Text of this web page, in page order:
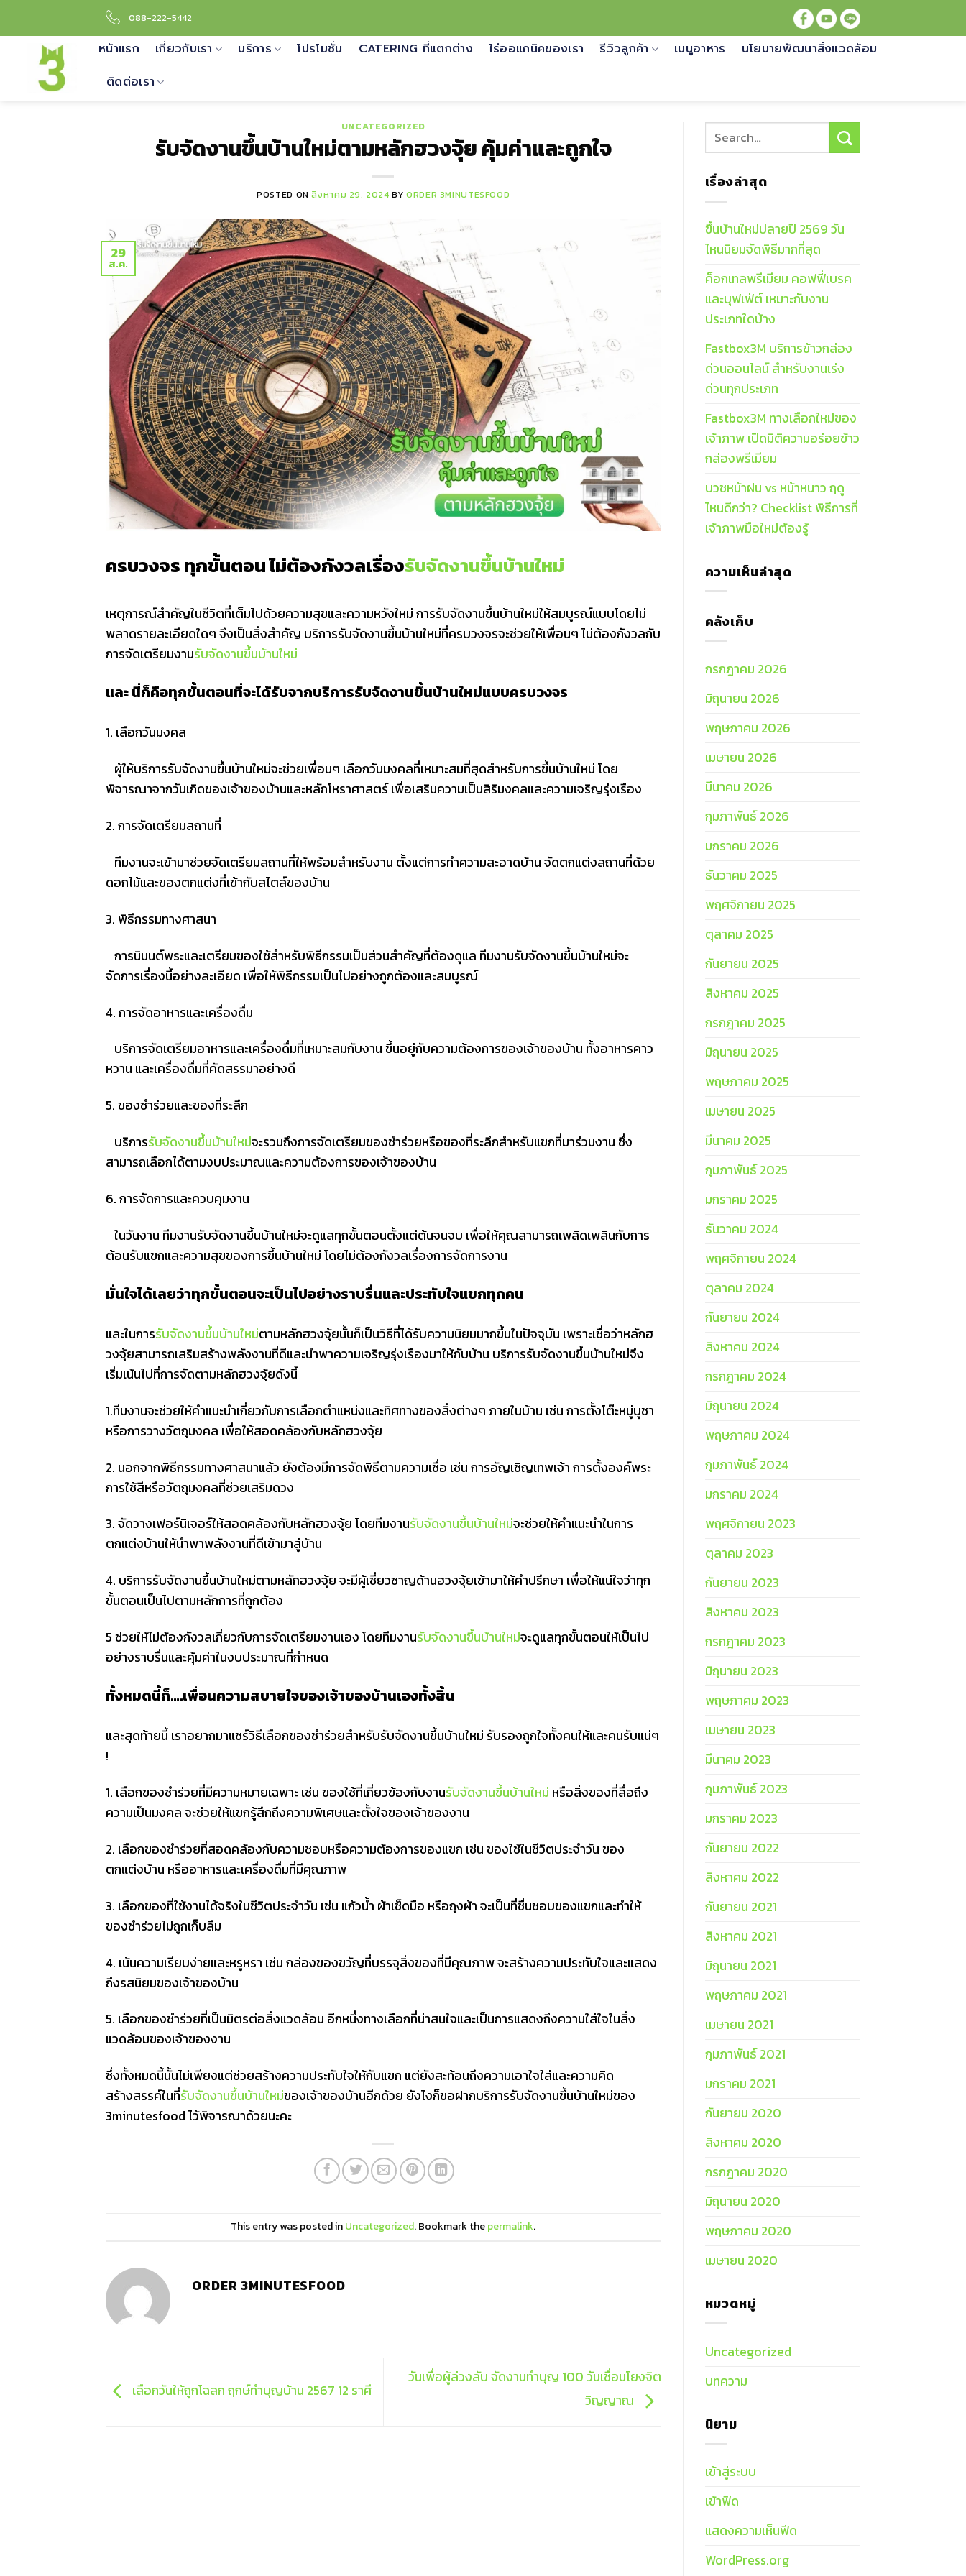
content
088-222-5442
หน้าแรก เกี่ยวกับเรา บริการ โปรโมชั่น CATERING ที่แตกต่าง ไร่ออแกนิคของเรา รีวิวลูกค้า เมนูอาหาร
นโยบายพัฒนาสิ่งแวดล้อม
ติดต่อเรา
UNCATEGORIZED
รับจัดงานขึ้นบ้านใหม่ตามหลักฮวงจุ้ย คุ้มค่าและถูกใจ
POSTED ONสิงหาคม 29, 2024 BYORDER 3MINUTESFOOD
29
ส.ค.
ครบวงจร ทุกขั้นตอน ไม่ต้องกังวลเรื่องรับจัดงานขึ้นบ้านใหม่
เหตุการณ์สำคัญในชีวิตที่เต็มไปด้วยความสุขและความหวังใหม่ การรับจัดงานขึ้นบ้านใหม่ให้สมบูรณ์แบบโดยไม่
พลาดรายละเอียดใดๆ จึงเป็นสิ่งสำคัญ บริการรับจัดงานขึ้นบ้านใหม่ที่ครบวงจรจะช่วยให้เพื่อนๆ ไม่ต้องกังวลกับ
การจัดเตรียมงานรับจัดงานขึ้นบ้านใหม่
และ นี่ก็คือทุกขั้นตอนที่จะได้รับจากบริการรับจัดงานขึ้นบ้านใหม่แบบครบวงจร
1. เลือกวันมงคล
ผู้ให้บริการรับจัดงานขึ้นบ้านใหม่จะช่วยเพื่อนๆ เลือกวันมงคลที่เหมาะสมที่สุดสำหรับการขึ้นบ้านใหม่ โดย
พิจารณาจากวันเกิดของเจ้าของบ้านและหลักโหราศาสตร์ เพื่อเสริมความเป็นสิริมงคลและความเจริญรุ่งเรือง
2. การจัดเตรียมสถานที่
ทีมงานจะเข้ามาช่วยจัดเตรียมสถานที่ให้พร้อมสำหรับงาน ตั้งแต่การทำความสะอาดบ้าน จัดตกแต่งสถานที่ด้วย
ดอกไม้และของตกแต่งที่เข้ากับสไตล์ของบ้าน
3. พิธีกรรมทางศาสนา
การนิมนต์พระและเตรียมของใช้สำหรับพิธีกรรมเป็นส่วนสำคัญที่ต้องดูแล ทีมงานรับจัดงานขึ้นบ้านใหม่จะ
จัดการเรื่องนี้อย่างละเอียด เพื่อให้พิธีกรรมเป็นไปอย่างถูกต้องและสมบูรณ์
4. การจัดอาหารและเครื่องดื่ม
บริการจัดเตรียมอาหารและเครื่องดื่มที่เหมาะสมกับงาน ขึ้นอยู่กับความต้องการของเจ้าของบ้าน ทั้งอาหารคาว
หวาน และเครื่องดื่มที่คัดสรรมาอย่างดี
5. ของชำร่วยและของที่ระลึก
บริการรับจัดงานขึ้นบ้านใหม่จะรวมถึงการจัดเตรียมของชำร่วยหรือของที่ระลึกสำหรับแขกที่มาร่วมงาน ซึ่ง
สามารถเลือกได้ตามงบประมาณและความต้องการของเจ้าของบ้าน
6. การจัดการและควบคุมงาน
ในวันงาน ทีมงานรับจัดงานขึ้นบ้านใหม่จะดูแลทุกขั้นตอนตั้งแต่ต้นจนจบ เพื่อให้คุณสามารถเพลิดเพลินกับการ
ต้อนรับแขกและความสุขของการขึ้นบ้านใหม่ โดยไม่ต้องกังวลเรื่องการจัดการงาน
มั่นใจได้เลยว่าทุกขั้นตอนจะเป็นไปอย่างราบรื่นและประทับใจแขกทุกคน
และในการรับจัดงานขึ้นบ้านใหม่ตามหลักฮวงจุ้ยนั้นก็เป็นวิธีที่ได้รับความนิยมมากขึ้นในปัจจุบัน เพราะเชื่อว่าหลักฮ
วงจุ้ยสามารถเสริมสร้างพลังงานที่ดีและนำพาความเจริญรุ่งเรืองมาให้กับบ้าน บริการรับจัดงานขึ้นบ้านใหม่จึง
เริ่มเน้นไปที่การจัดตามหลักฮวงจุ้ยดังนี้
1.ทีมงานจะช่วยให้คำแนะนำเกี่ยวกับการเลือกตำแหน่งและทิศทางของสิ่งต่างๆ ภายในบ้าน เช่น การตั้งโต๊ะหมู่บูชา
หรือการวางวัตถุมงคล เพื่อให้สอดคล้องกับหลักฮวงจุ้ย
2. นอกจากพิธีกรรมทางศาสนาแล้ว ยังต้องมีการจัดพิธีตามความเชื่อ เช่น การอัญเชิญเทพเจ้า การตั้งองค์พระ
การใช้สีหรือวัตถุมงคลที่ช่วยเสริมดวง
3. จัดวางเฟอร์นิเจอร์ให้สอดคล้องกับหลักฮวงจุ้ย โดยทีมงานรับจัดงานขึ้นบ้านใหม่จะช่วยให้คำแนะนำในการ
ตกแต่งบ้านให้นำพาพลังงานที่ดีเข้ามาสู่บ้าน
4. บริการรับจัดงานขึ้นบ้านใหม่ตามหลักฮวงจุ้ย จะมีผู้เชี่ยวชาญด้านฮวงจุ้ยเข้ามาให้คำปรึกษา เพื่อให้แน่ใจว่าทุก
ขั้นตอนเป็นไปตามหลักการที่ถูกต้อง
5 ช่วยให้ไม่ต้องกังวลเกี่ยวกับการจัดเตรียมงานเอง โดยทีมงานรับจัดงานขึ้นบ้านใหม่จะดูแลทุกขั้นตอนให้เป็นไป
อย่างราบรื่นและคุ้มค่าในงบประมาณที่กำหนด
ทั้งหมดนี้ก็….เพื่อนความสบายใจของเจ้าของบ้านเองทั้งสิ้น
และสุดท้ายนี้ เราอยากมาแชร์วิธีเลือกของชำร่วยสำหรับรับจัดงานขึ้นบ้านใหม่ รับรองถูกใจทั้งคนให้และคนรับแน่ๆ
!
1. เลือกของชำร่วยที่มีความหมายเฉพาะ เช่น ของใช้ที่เกี่ยวข้องกับงานรับจัดงานขึ้นบ้านใหม่ หรือสิ่งของที่สื่อถึง
ความเป็นมงคล จะช่วยให้แขกรู้สึกถึงความพิเศษและตั้งใจของเจ้าของงาน
2. เลือกของชำร่วยที่สอดคล้องกับความชอบหรือความต้องการของแขก เช่น ของใช้ในชีวิตประจำวัน ของ
ตกแต่งบ้าน หรืออาหารและเครื่องดื่มที่มีคุณภาพ
3. เลือกของที่ใช้งานได้จริงในชีวิตประจำวัน เช่น แก้วน้ำ ผ้าเช็ดมือ หรือถุงผ้า จะเป็นที่ชื่นชอบของแขกและทำให้
ของชำร่วยไม่ถูกเก็บลืม
4. เน้นความเรียบง่ายและหรูหรา เช่น กล่องของขวัญที่บรรจุสิ่งของที่มีคุณภาพ จะสร้างความประทับใจและแสดง
ถึงรสนิยมของเจ้าของบ้าน
5. เลือกของชำร่วยที่เป็นมิตรต่อสิ่งแวดล้อม อีกหนึ่งทางเลือกที่น่าสนใจและเป็นการแสดงถึงความใส่ใจในสิ่ง
แวดล้อมของเจ้าของงาน
ซึ่งทั้งหมดนี้นั้นไม่เพียงแต่ช่วยสร้างความประทับใจให้กับแขก แต่ยังสะท้อนถึงความเอาใจใส่และความคิด
สร้างสรรค์ในที่รับจัดงานขึ้นบ้านใหม่ของเจ้าของบ้านอีกด้วย ยังไงก็ขอฝากบริการรับจัดงานขึ้นบ้านใหม่ของ
3minutesfood ไว้พิจารณาด้วยนะคะ
This entry was posted inUncategorized. Bookmark thepermalink.
ORDER 3MINUTESFOOD
เลือกวันให้ถูกโฉลก ฤกษ์ทำบุญบ้าน 2567 12 ราศี
วันเพื่อผู้ล่วงลับ จัดงานทำบุญ 100 วันเชื่อมโยงจิต
วิญญาณ
เรื่องล่าสุด
ขึ้นบ้านใหม่ปลายปี 2569 วัน
ไหนนิยมจัดพิธีมากที่สุด
ค็อกเทลพรีเมียม คอฟฟี่เบรค
และบุฟเฟ่ต์ เหมาะกับงาน
ประเภทใดบ้าง
Fastbox3M บริการข้าวกล่อง
ด่วนออนไลน์ สำหรับงานเร่ง
ด่วนทุกประเภท
Fastbox3M ทางเลือกใหม่ของ
เจ้าภาพ เปิดมิติความอร่อยข้าว
กล่องพรีเมียม
บวชหน้าฝน vs หน้าหนาว ฤดู
ไหนดีกว่า? Checklist พิธีการที่
เจ้าภาพมือใหม่ต้องรู้
ความเห็นล่าสุด
คลังเก็บ
กรกฎาคม 2026
มิถุนายน 2026
พฤษภาคม 2026
เมษายน 2026
มีนาคม 2026
กุมภาพันธ์ 2026
มกราคม 2026
ธันวาคม 2025
พฤศจิกายน 2025
ตุลาคม 2025
กันยายน 2025
สิงหาคม 2025
กรกฎาคม 2025
มิถุนายน 2025
พฤษภาคม 2025
เมษายน 2025
มีนาคม 2025
กุมภาพันธ์ 2025
มกราคม 2025
ธันวาคม 2024
พฤศจิกายน 2024
ตุลาคม 2024
กันยายน 2024
สิงหาคม 2024
กรกฎาคม 2024
มิถุนายน 2024
พฤษภาคม 2024
กุมภาพันธ์ 2024
มกราคม 2024
พฤศจิกายน 2023
ตุลาคม 2023
กันยายน 2023
สิงหาคม 2023
กรกฎาคม 2023
มิถุนายน 2023
พฤษภาคม 2023
เมษายน 2023
มีนาคม 2023
กุมภาพันธ์ 2023
มกราคม 2023
กันยายน 2022
สิงหาคม 2022
กันยายน 2021
สิงหาคม 2021
มิถุนายน 2021
พฤษภาคม 2021
เมษายน 2021
กุมภาพันธ์ 2021
มกราคม 2021
กันยายน 2020
สิงหาคม 2020
กรกฎาคม 2020
มิถุนายน 2020
พฤษภาคม 2020
เมษายน 2020
หมวดหมู่
Uncategorized
บทความ
นิยาม
เข้าสู่ระบบ
เข้าฟีด
แสดงความเห็นฟีด
WordPress.org